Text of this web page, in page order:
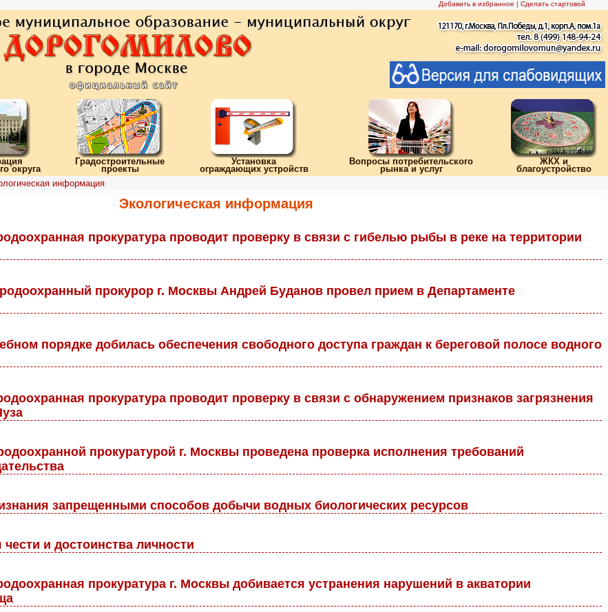
Добавить в избранное | Сделать стартовой
округа
Градостроительные
проекты
Установка
ограждающих устройств
Вопросы потребительского
рынка и услуг
ЖКХ и
благоустройство
информация
Экологическая информация
прокуратура проводит проверку в связи с гибелью рыбы в реке на территории
прокурор г. Москвы Андрей Буданов провел прием в Департаменте
порядке добилась обеспечения свободного доступа граждан к береговой полосе водного
прокуратура проводит проверку в связи с обнаружением признаков загрязнения
прокуратурой г. Москвы проведена проверка исполнения требований
запрещенными способов добычи водных биологических ресурсов
и достоинства личности
прокуратура г. Москвы добивается устранения нарушений в акватории